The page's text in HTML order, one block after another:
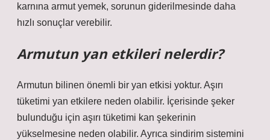
karnına armut yemek, sorunun giderilmesinde daha
hızlı sonuçlar verebilir.
Armutun yan etkileri nelerdir?
Armutun bilinen önemli bir yan etkisi yoktur. Aşırı
tüketimi yan etkilere neden olabilir. İçerisinde şeker
bulunduğu için aşırı tüketimi kan şekerinin
yükselmesine neden olabilir. Ayrıca sindirim sistemini